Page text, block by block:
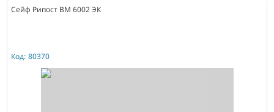
Сейф Рипост ВМ 6002 ЭК
Код: 80370